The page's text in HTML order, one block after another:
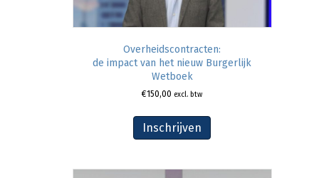
Overheidscontracten:
de impact van het nieuw Burgerlijk
Wetboek
€150,00 excl. btw
Inschrijven